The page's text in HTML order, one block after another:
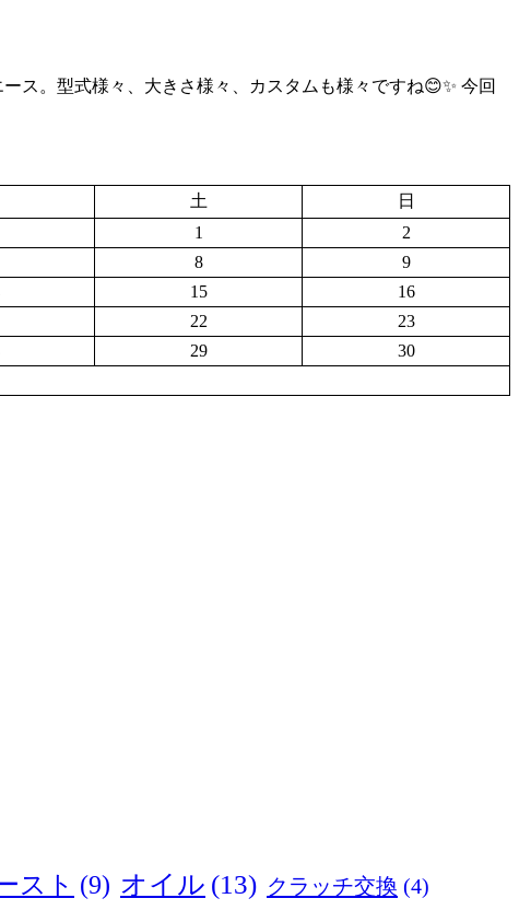
ス。型式様々、大きさ様々、カスタムも様々ですね😊✨ 今回
土
日
1
2
8
9
15
16
22
23
29
30
スト (9) オイル (13) クラッチ交換 (4)